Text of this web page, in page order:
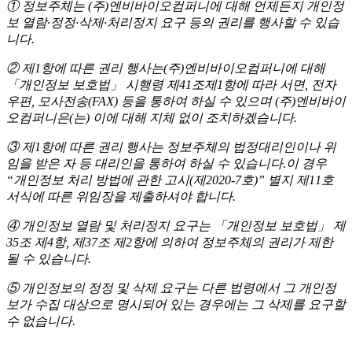
① 정보주체는 (주)엔비바이오컴퍼니에 대해 언제든지 개인정
보 열람·정정·삭제·처리정지 요구 등의 권리를 행사할 수 있습
니다.
② 제1항에 따른 권리 행사는(주)엔비바이오컴퍼니에 대해
「개인정보 보호법」 시행령 제41조제1항에 따라 서면, 전자
우편, 모사전송(FAX) 등을 통하여 하실 수 있으며 (주)엔비바이
오컴퍼니은(는) 이에 대해 지체 없이 조치하겠습니다.
③ 제1항에 따른 권리 행사는 정보주체의 법정대리인이나 위
임을 받은 자 등 대리인을 통하여 하실 수 있습니다.이 경우
“개인정보 처리 방법에 관한 고시(제2020-7호)” 별지 제11호
서식에 따른 위임장을 제출하셔야 합니다.
④ 개인정보 열람 및 처리정지 요구는 「개인정보 보호법」 제
35조 제4항, 제37조 제2항에 의하여 정보주체의 권리가 제한
될 수 있습니다.
⑤ 개인정보의 정정 및 삭제 요구는 다른 법령에서 그 개인정
보가 수집 대상으로 명시되어 있는 경우에는 그 삭제를 요구할
수 없습니다.